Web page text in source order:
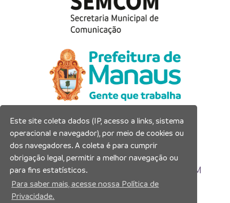
Prefeitura Municipal de Manaus
Município de Manaus
CNPJ:04.365.326.0001-73
Av. Brasil, 2971 – Compensa, Manaus-AM
CEP: 69036-110
Este site coleta dados (IP, acesso a links, sistema
operacional e navegador), por meio de cookies ou
dos navegadores. A coleta é para cumprir
obrigação legal, permitir a melhor navegação ou
para fins estatísticos.
Para saber mais, acesse nossa Política de
Privacidade.